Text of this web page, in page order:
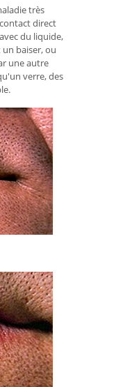
très
direct
du liquide,
baiser, ou
une autre
verre, des